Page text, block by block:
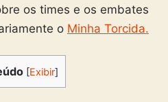
os times e os embates
o Minha Torcida.
[Exibir]